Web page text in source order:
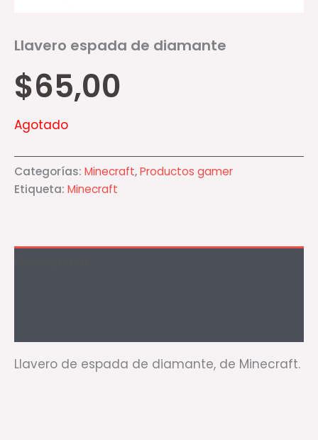
Llavero espada de diamante
$65,00
Agotado
Categorías: Minecraft,Productos gamer
Etiqueta: Minecraft
Llavero de espada de diamante, de Minecraft.